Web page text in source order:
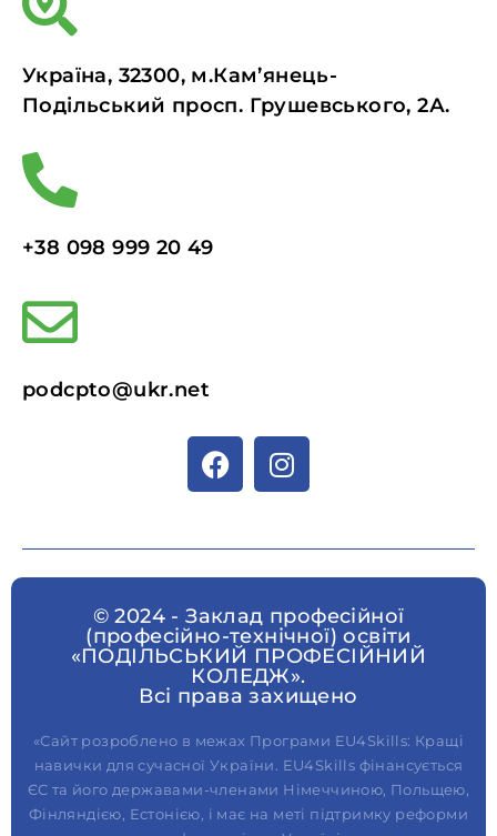
Україна, 32300, м.Кам’янець-
Подільський просп. Грушевського, 2А.
+38 098 999 20 49
podcpto@ukr.net
© 2024 - Заклад професійної
(професійно-технічної) освіти
«ПОДІЛЬСЬКИЙ ПРОФЕСІЙНИЙ
КОЛЕДЖ».
Всі права захищено
«Сайт розроблено в межах Програми EU4Skills: Кращі
навички для сучасної України. EU4Skills фінансується
ЄС та його державами-членами Німеччиною, Польщею,
Фінляндією, Естонією, і має на меті підтримку реформи